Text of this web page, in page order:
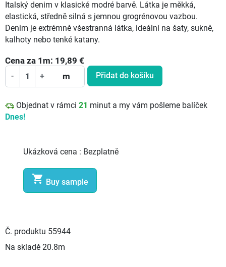
Italský denim v klasické modré barvě. Látka je měkká,
elastická, středně silná s jemnou grogrénovou vazbou.
Denim je extrémně všestranná látka, ideální na šaty, sukně,
kalhoty nebo tenké katany.
Cena za 1 m: 19,89 €
- + m Přidat do košíku
Objednat v rámci 21 minut a my vám pošleme balíček
Dnes!
Ukázková cena : Bezplatně
 Buy sample
Č. produktu 55944
Na skladě 20.8m